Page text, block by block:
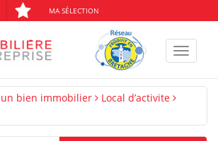
MA SÉLECTION
Toggle
bien immobilier
Local d’activite